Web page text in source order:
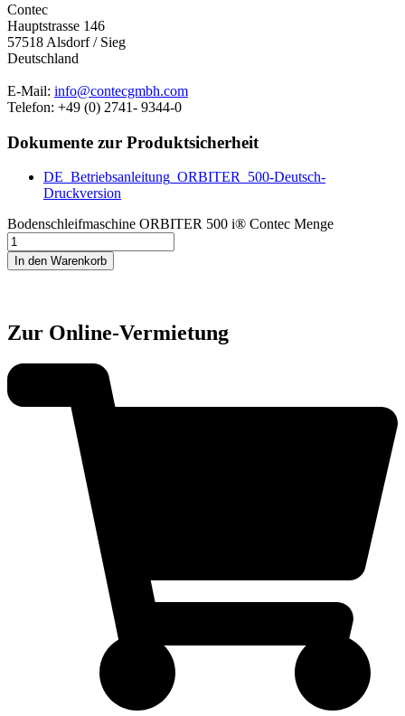
Contec
Hauptstrasse 146
57518 Alsdorf / Sieg
Deutschland
E-Mail: info@contecgmbh.com
Telefon: +49 (0) 2741- 9344-0
Dokumente zur Produktsicherheit
DE_Betriebsanleitung_ORBITER_500-Deutsch-
Druckversion
Bodenschleifmaschine ORBITER 500 i® Contec Menge
In den Warenkorb
Zur Online-Vermietung